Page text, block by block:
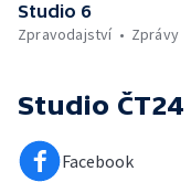
Studio 6
Zpravodajství
Zprávy
Studio ČT24
Facebook